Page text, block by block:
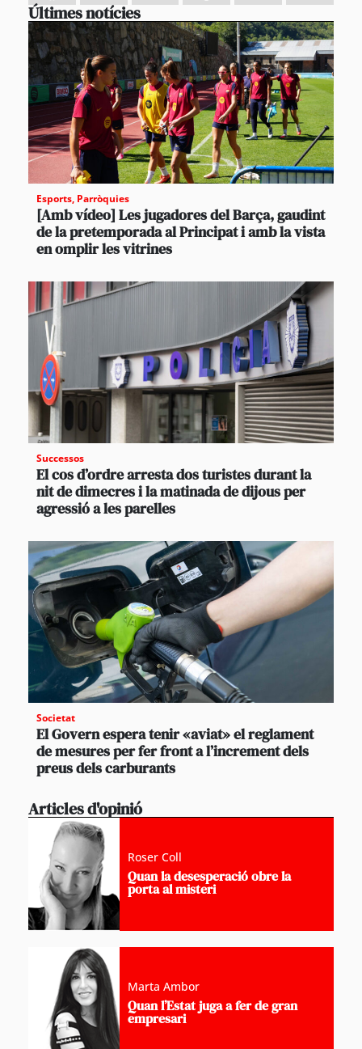
Últimes notícies
Esports, Parròquies
[Amb vídeo] Les jugadores del Barça, gaudint
de la pretemporada al Principat i amb la vista
en omplir les vitrines
Successos
El cos d’ordre arresta dos turistes durant la
nit de dimecres i la matinada de dijous per
agressió a les parelles
Societat
El Govern espera tenir «aviat» el reglament
de mesures per fer front a l’increment dels
preus dels carburants
Articles d'opinió
Roser Coll
Quan la desesperació obre la
porta al misteri
Marta Ambor
Quan l’Estat juga a fer de gran
empresari